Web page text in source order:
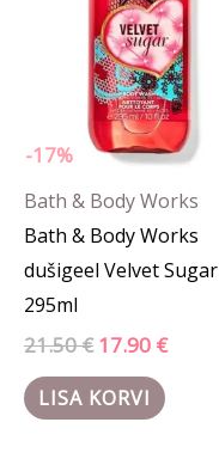
-17%
Bath & Body Works
Bath & Body Works
dušigeel Velvet Sugar
295ml
21.50€ 17.90 €
LISA KORVI